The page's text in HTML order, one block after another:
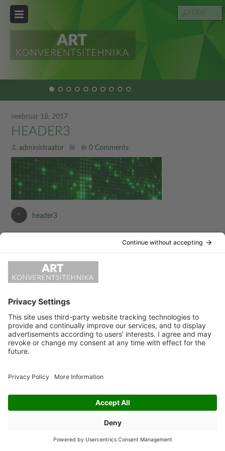
veebruar 18, 2017
HEADER3
administraator 0 Comments
« header3
LEAVE A REPLY
ART KONVERENTSITEHNIKA OÜ Kotka 26A 11312 Tallinn
e-post:info@artko.ee